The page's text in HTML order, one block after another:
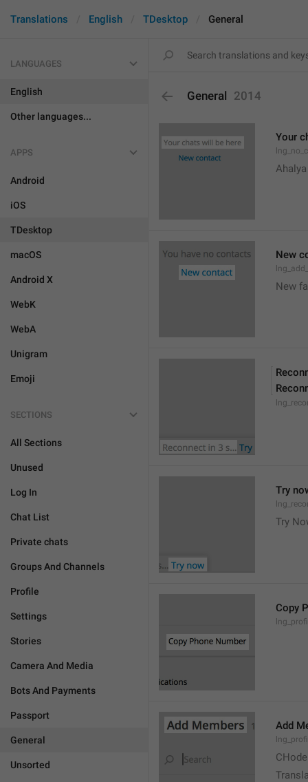
Translations English TDesktop General
LANGUAGES
English
Other languages...
APPS
Android
iOS
TDesktop
macOS
Android X
WebK
WebA
Unigram
Emoji
SECTIONS
All Sections
Unused
Log In
Chat List
Private chats
Groups And Channels
Profile
Settings
Stories
Camera And Media
Bots And Payments
Passport
General
Unsorted
General 2014
Your
New
New
Try
Try
Copy
Add